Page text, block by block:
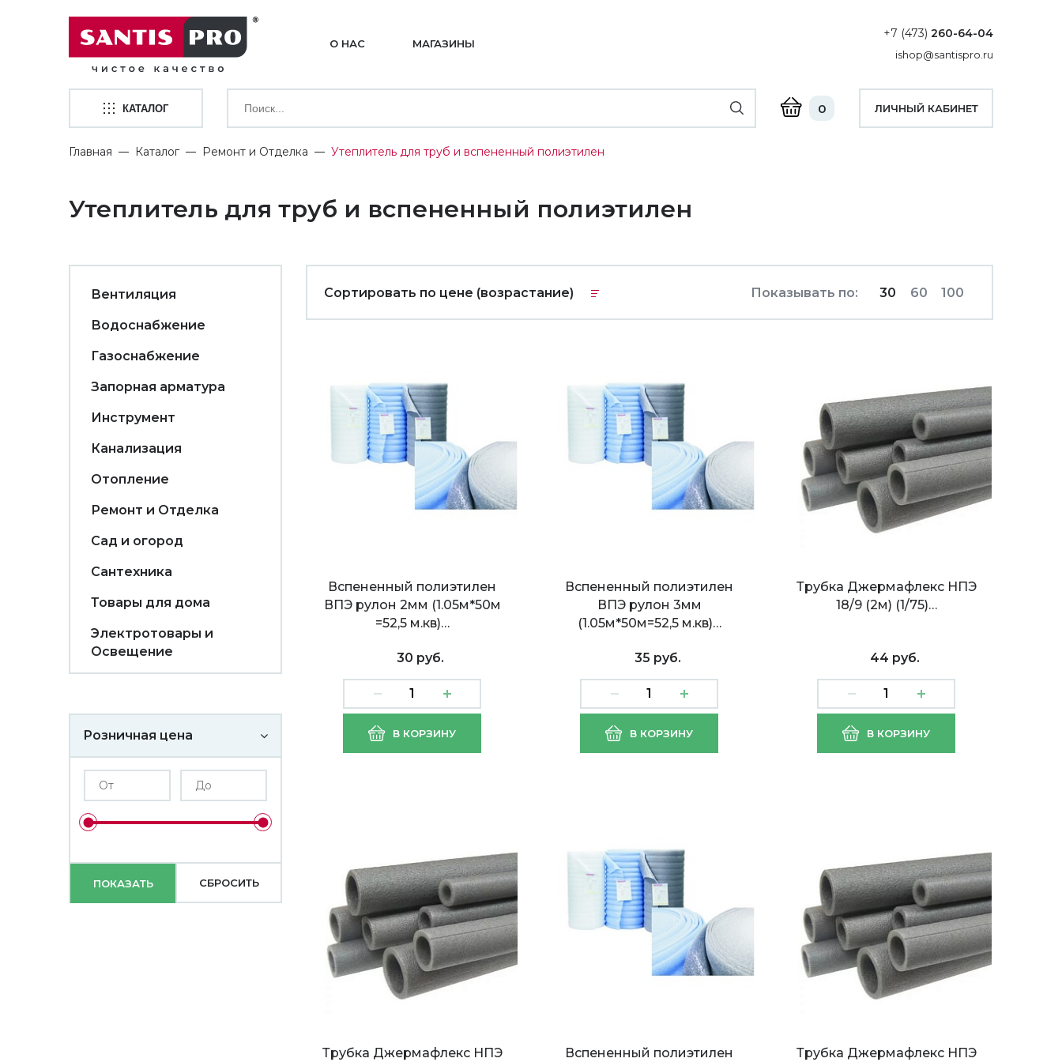
О НАС МАГАЗИНЫ
+7 (473) 260-64-04
ishop@santispro.ru
КАТАЛОГ 0 ЛИЧНЫЙ КАБИНЕТ
Главная Каталог Ремонт и Отделка Утеплитель для труб и вспененный полиэтилен
Утеплитель для труб и вспененный полиэтилен
Вентиляция
Водоснабжение
Газоснабжение
Запорная арматура
Инструмент
Канализация
Отопление
Ремонт и Отделка
Сад и огород
Сантехника
Товары для дома
Электротовары и
Освещение
Розничная цена
Сортировать по цене (возрастание) Показывать по: 30 60 100
Вспененный полиэтилен
ВПЭ рулон 2мм (1.05м*50м
=52,5 м.кв)…
30 руб.
В КОРЗИНУ
Вспененный полиэтилен
ВПЭ рулон 3мм
(1.05м*50м=52,5 м.кв)…
35 руб.
В КОРЗИНУ
Трубка Джермафлекс НПЭ
18/9 (2м) (1/75)…
44 руб.
В КОРЗИНУ
Трубка Джермафлекс НПЭ
Вспененный полиэтилен
Трубка Джермафлекс НПЭ